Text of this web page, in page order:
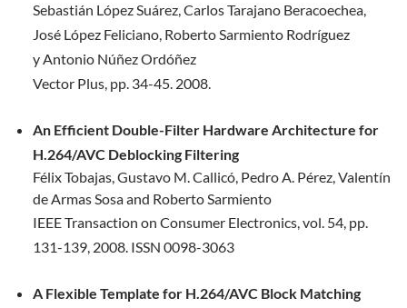
Sebastián LópezSuárez, Carlos Tarajano Beracoechea,
José López Feliciano, Roberto Sarmiento Rodríguez
yAntonio Núñez Ordóñez
Vector Plus, pp. 34-45. 2008.
An Efficient Double-Filter Hardware Architecture for
H.264/AVC Deblocking Filtering
Félix Tobajas, Gustavo M. Callicó, Pedro A. Pérez, Valentín
de Armas Sosa and Roberto Sarmiento
IEEE Transaction on Consumer Electronics, vol. 54, pp.
131-139, 2008. ISSN 0098-3063
A Flexible Template for H.264/AVC Block Matching